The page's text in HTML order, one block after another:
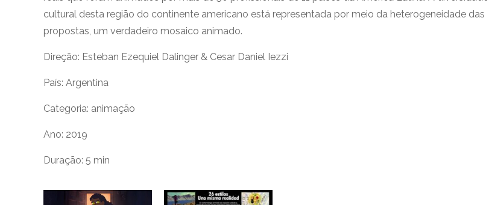
cultural desta região do continente americano está representada por meio da heterogeneidade das
propostas, um verdadeiro mosaico animado.
Direção: Esteban Ezequiel Dalinger & Cesar Daniel Iezzi
País: Argentina
Categoria: animação
Ano: 2019
Duração: 5 min